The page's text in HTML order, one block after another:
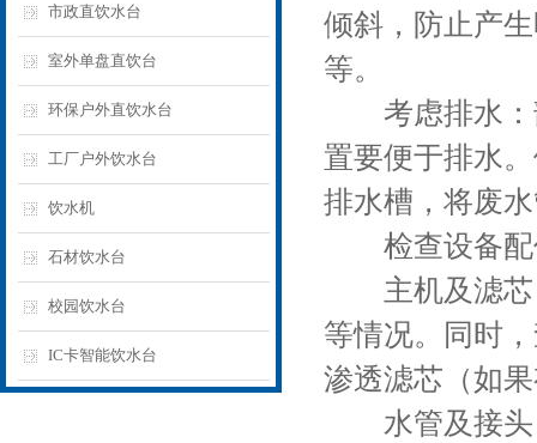
市政直饮水台
室外单盘直饮台
环保户外直饮水台
工厂户外饮水台
饮水机
石材饮水台
校园饮水台
IC卡智能饮水台
倾斜，防止产
等。
考虑排水：
置要便于排水
排水槽，将废
检查设备配
主机及滤芯
等情况。同时
渗透滤芯（如
水管及接头